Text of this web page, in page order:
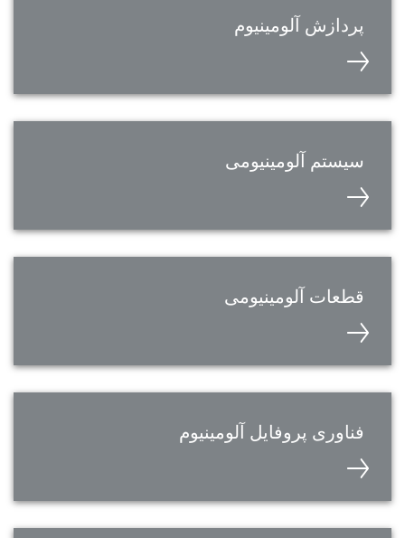
پردازش آلومینیوم
سیستم آلومینیومی
قطعات آلومینیومی
فناوری پروفایل آلومینیوم